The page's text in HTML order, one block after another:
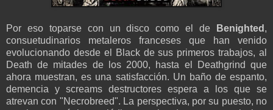
Por eso toparse con un disco como el de Benighted ,
consuetudinarios metaleros franceses que han venido
evolucionando desde el Black de sus primeros trabajos, al
Death de mitades de los 2000, hasta el Deathgrind que
ahora muestran, es una satisfacción. Un baño de espanto,
demencia y screams destructores espera a los que se
atrevan con "Necrobreed". La perspectiva, por su puesto, no